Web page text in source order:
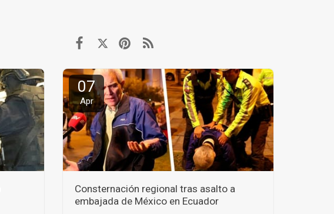
07
Apr
Consternación regional tras asalto a
embajada de México en Ecuador